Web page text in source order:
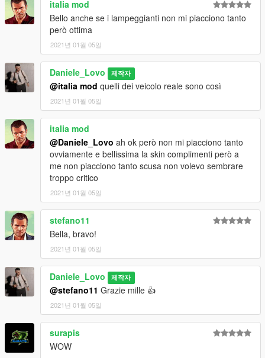
italia mod
Bello anche se i lampeggianti non mi piacciono tanto
però ottima
2021년 01월 05일
Daniele_Lovo 제작자
@italia mod quelli dei veicolo reale sono così
2021년 01월 05일
italia mod
@Daniele_Lovo ah ok però non mi piacciono tanto
ovviamente e bellissima la skin complimenti però a
me non piacciono tanto scusa non volevo sembrare
troppo critico
2021년 01월 05일
stefano11
Bella, bravo!
2021년 01월 05일
Daniele_Lovo 제작자
@stefano11 Grazie mille 👍
2021년 01월 05일
surapis
WOW